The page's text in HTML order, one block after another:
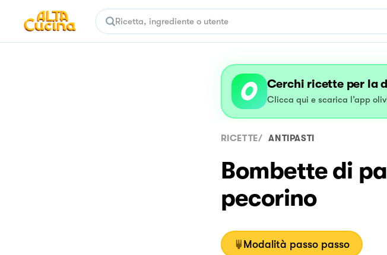
Cerchi ricette per la
Clicca qui e scarica l’app
RICETTE/ ANTIPASTI
Bombette di
pecorino
Modalità passo passo